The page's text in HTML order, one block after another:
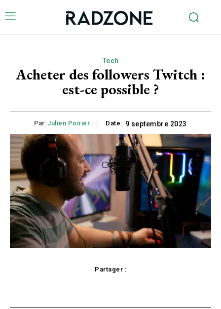
Tech
Acheter des followers Twitch :
est-ce possible ?
Par: Julien Poirier Date: 9 septembre 2023
Partager :